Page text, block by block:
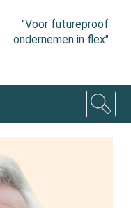
"Voor futureproof
ondernemen in flex"